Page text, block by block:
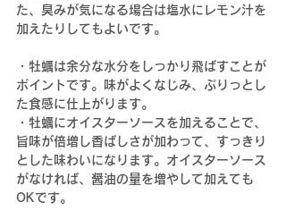
た、臭みが気になる場合は塩水にレモン汁を
加えたりしてもよいです。
・牡蠣は余分な水分をしっかり飛ばすことが
ポイントです。味がよくなじみ、ぷりっとし
た食感に仕上がります。
・牡蠣にオイスターソースを加えることで、
旨味が倍増し香ばしさが加わって、すっきり
とした味わいになります。オイスターソース
がなければ、醤油の量を増やして加えても
OKです。